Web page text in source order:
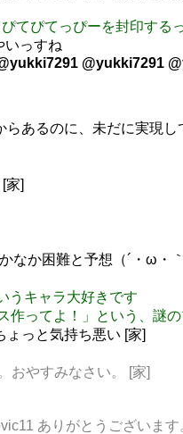
てぴてっぴーを封印する
いっすね
@yukki7291
あるのに、未だに実現
家]
なか困難と予想（´・ω・
うキャラ大好きです
ってよ！」という、謎の
っと気持ち悪い [家]
おやすみなさい。 [家]
ありがとうございま